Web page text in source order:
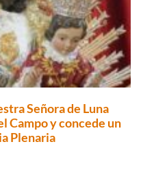
Señora de Luna
Campo y concede un
Plenaria